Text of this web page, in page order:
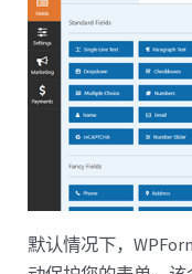
默认情况下，